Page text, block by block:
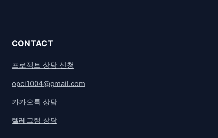
CONTACT
프로젝트 상담 신청
opci1004@gmail.com
카카오톡 상담
텔레그램 상담